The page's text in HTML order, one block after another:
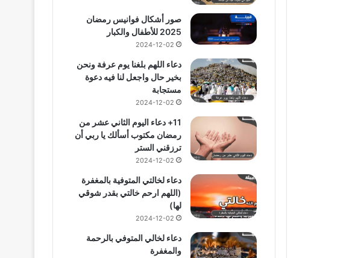
صور أشكال فوانيس رمضان
2025 للأطفال والكبار
2024-12-02
دعاء اللهم بلغنا يوم عرفة ونحن
بخير حال واجعل لنا فيه دعوة
مستجابة
2024-12-02
11+ دعاء اليوم الثاني عشر من
رمضان مكتوب أسألك يا ربي أن
ترزقني الستر
2024-12-02
دعاء لخالتي المتوفية بالمغفرة
(اللهم ارحم خالتي بقدر شوقي
لها)
2024-12-02
دعاء لخالي المتوفي بالرحمة
والمغفرة